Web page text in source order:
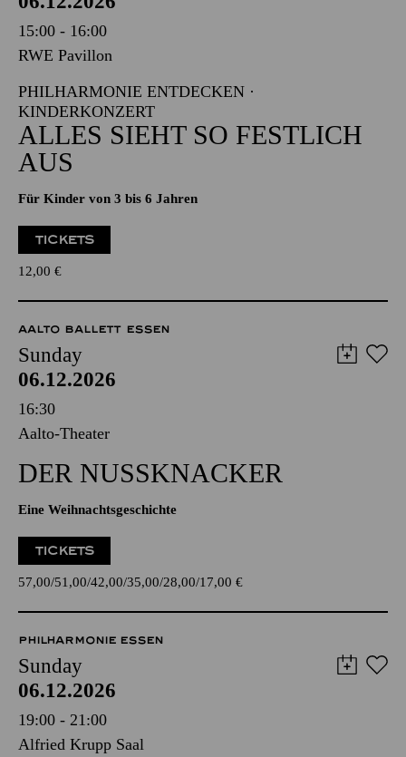
15:00 - 16:00
RWE Pavillon
PHILHARMONIE ENTDECKEN ·
KINDERKONZERT
ALLES SIEHT SO FESTLICH
AUS
Für Kinder von 3 bis 6 Jahren
TICKETS
12,00 €
AALTO BALLETT ESSEN
Sunday
06.12.2026
16:30
Aalto-Theater
DER NUSSKNACKER
Eine Weihnachtsgeschichte
TICKETS
57,00 51,00 42,00 35,00 28,00 17,00 €
PHILHARMONIE ESSEN
Sunday
06.12.2026
19:00 - 21:00
Alfried Krupp Saal